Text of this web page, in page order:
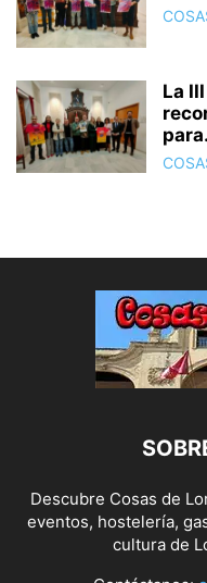
La
Descubre Cosas de
eventos, hostelería,
cultura de